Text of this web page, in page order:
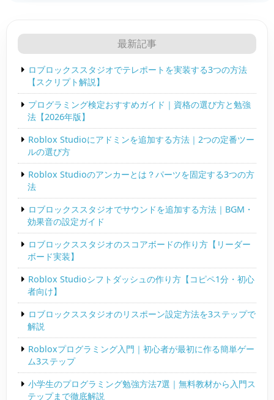
最新記事
ロブロックススタジオでテレポートを実装する3つの方法
【スクリプト解説】
プログラミング検定おすすめガイド｜資格の選び方と勉強
法【2026年版】
Roblox Studioにアドミンを追加する方法｜2つの定番ツー
ルの選び方
Roblox Studioのアンカーとは？パーツを固定する3つの方
法
ロブロックススタジオでサウンドを追加する方法｜BGM・
効果音の設定ガイド
ロブロックススタジオのスコアボードの作り方【リーダー
ボード実装】
Roblox Studioシフトダッシュの作り方【コピペ1分・初心
者向け】
ロブロックススタジオのリスポーン設定方法を3ステップで
解説
Robloxプログラミング入門｜初心者が最初に作る簡単ゲー
ム3ステップ
小学生のプログラミング勉強方法7選｜無料教材から入門ス
テップまで徹底解説